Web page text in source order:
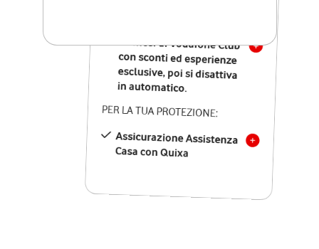
12 mesi di Vodafone Club
con sconti ed esperienze
esclusive, poi si disattiva
in automatico.
PER LA TUA PROTEZIONE:
Assicurazione Assistenza
Casa con Quixa